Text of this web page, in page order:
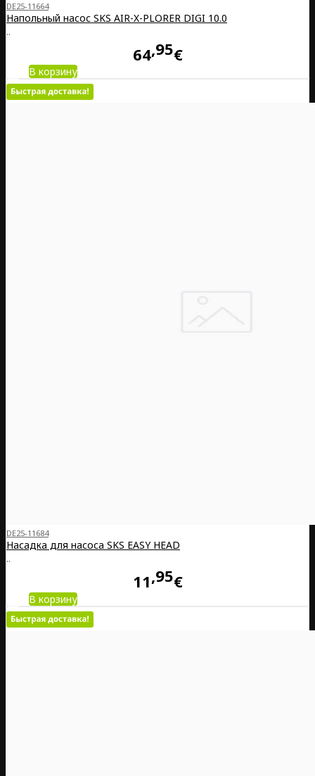
DE25-11664
Напольный насос SKS AIR-X-PLORER DIGI 10.0
..
64 95€
В корзину
DE25-11684
Насадка для насоса SKS EASY HEAD
..
11 95€
В корзину